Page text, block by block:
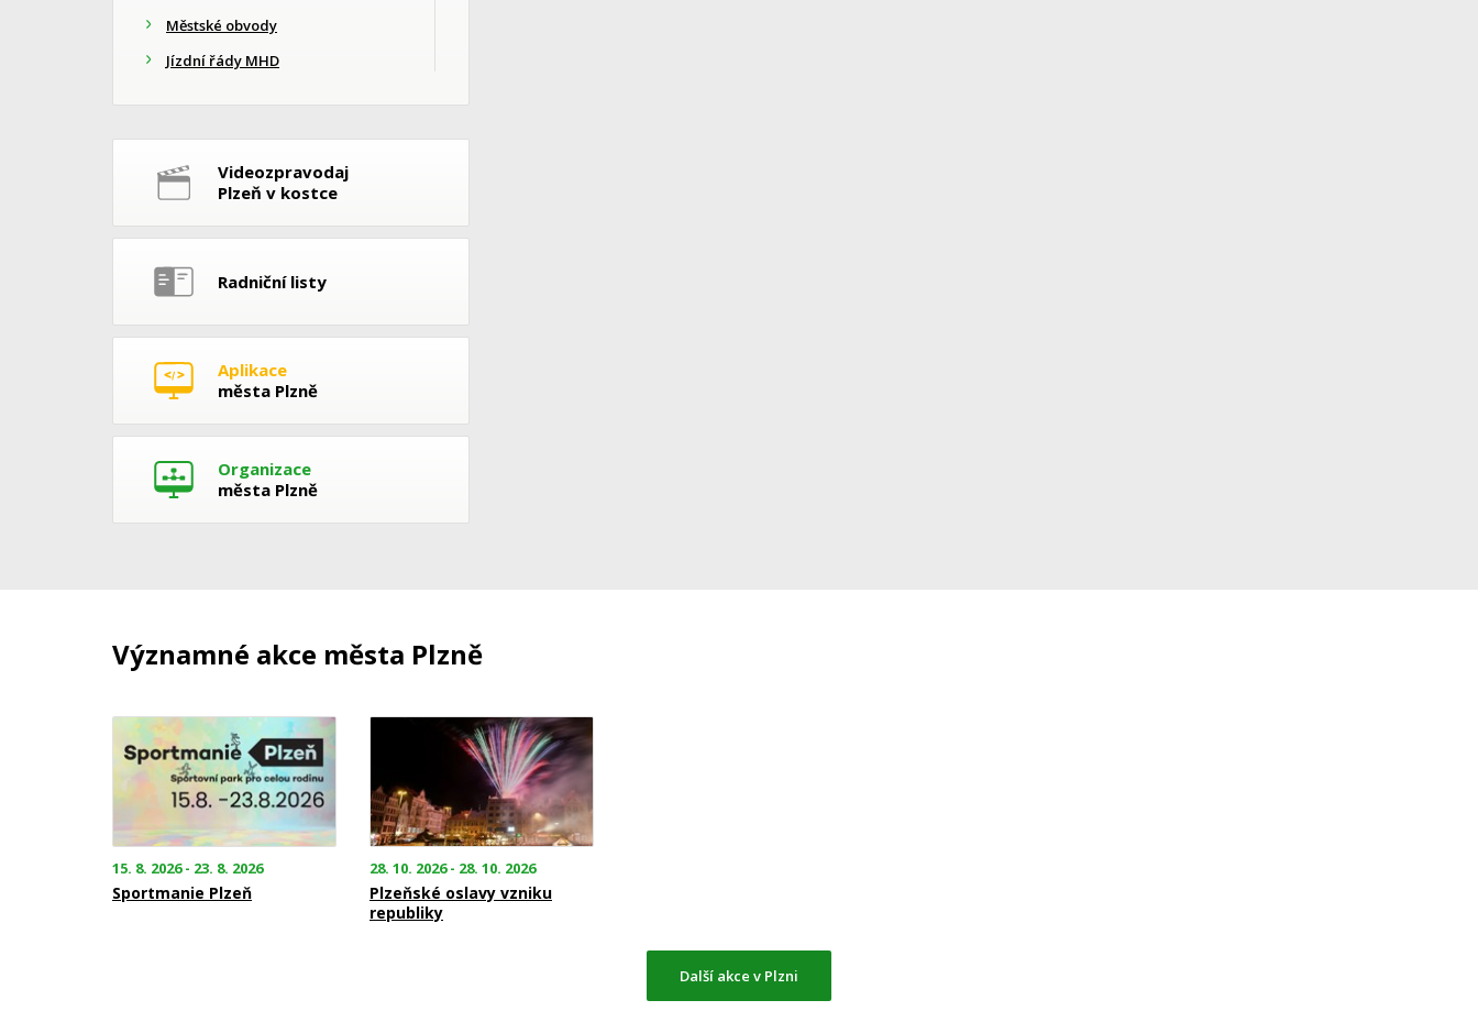
Městské obvody
Jízdní řády MHD
Videozpravodaj
Plzeň v kostce
Radniční listy
Aplikace
města Plzně
Organizace
města Plzně
Významné akce města Plzně
15. 8. 2026 - 23. 8. 2026
Sportmanie Plzeň
28. 10. 2026 - 28. 10. 2026
Plzeňské oslavy vzniku
republiky
Další akce v Plzni